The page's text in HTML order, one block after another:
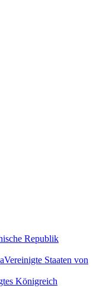
Republik
Vereinigte Staaten von
Königreich